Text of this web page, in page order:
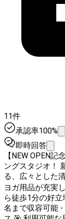
11件
承認率100%
即時回答
【NEW OPEN記念割引実施中
ングスタジオ！ 新御徒町駅から徒歩1分の便利な立地にあ
る、広々とした
ヨガ用品が充実しています。 ◆ス
ら徒歩1分の好
名まで収容可能